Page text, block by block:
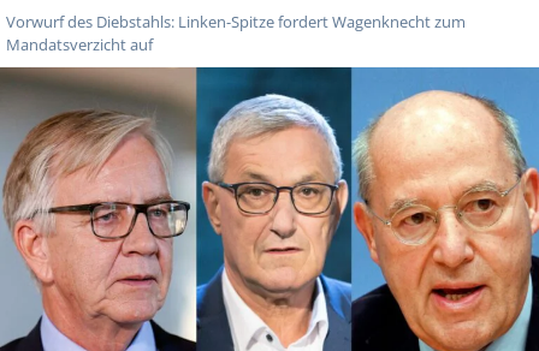
Vorwurf des Diebstahls: Linken-Spitze fordert Wagenknecht zum
Mandatsverzicht auf